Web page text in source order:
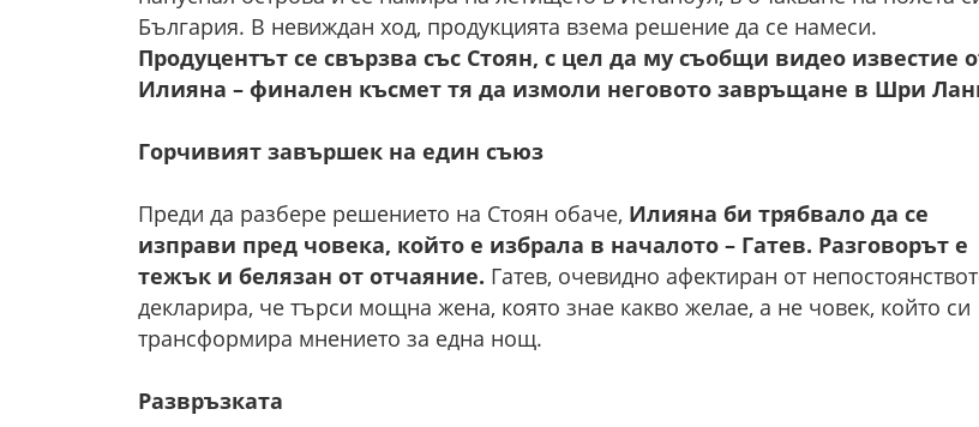
България. В невиждан ход, продукцията взема решение да се намеси.
Продуцентът се свързва със Стоян, с цел да му съобщи видео известие
Илияна – финален късмет тя да измоли неговото завръщане в Шри
Горчивият завършек на един съюз
Преди да разбере решението на Стоян обаче, Илияна би трябвало да се
изправи пред човека, който е избрала в началото – Гатев. Разговорът е
тежък и белязан от отчаяние. Гатев, очевидно афектиран от
декларира, че търси мощна жена, която знае какво желае, а не човек, който си
трансформира мнението за една нощ.
Развръзката